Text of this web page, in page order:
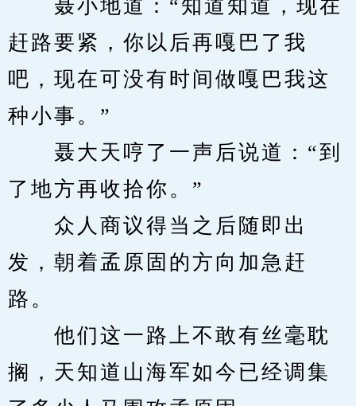
聂小地道：“知道知道，现在
赶路要紧，你以后再嘎巴了我
吧，现在可没有时间做嘎巴我这
种小事。”
聂大天哼了一声后说道：“到
了地方再收拾你。”
众人商议得当之后随即出
发，朝着孟原固的方向加急赶
路。
他们这一路上不敢有丝毫耽
搁，天知道山海军如今已经调集